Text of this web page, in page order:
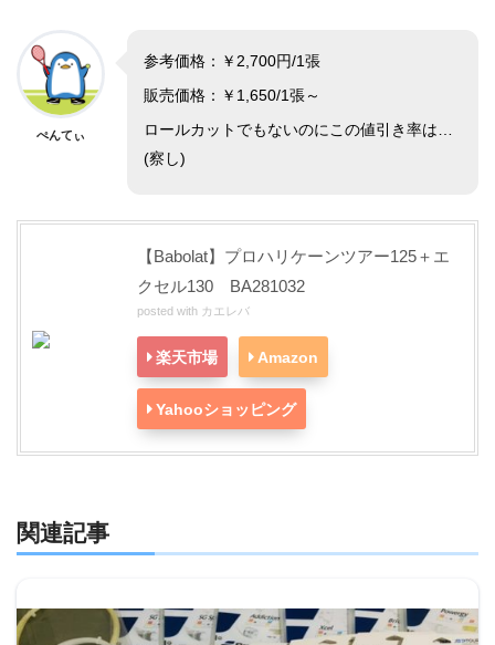
ぺんてぃ
参考価格：￥2,700円/1張
販売価格：￥1,650/1張～
ロールカットでもないのにこの値引き率は…
(察し)
【Babolat】プロハリケーンツアー125＋エ
クセル130 BA281032
posted with カエレバ
楽天市場 Amazon
Yahooショッピング
関連記事